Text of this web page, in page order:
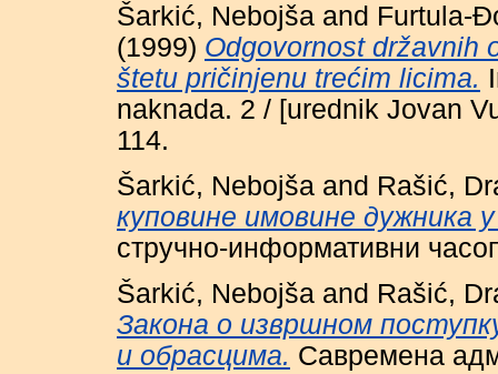
Šarkić, Nebojša and Furtula-
(1999) Odgovornost državnih
štetu pričinjenu trećim licima.
naknada. 2 / [urednik Jovan
114.
Šarkić, Nebojša and Rašić,
куповине имовине дужника у
стручно-информативни
Šarkić, Nebojša and Rašić,
Закона о извршном
и обрасцима. Савремена